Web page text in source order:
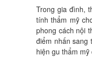
Trong gia đình,
tính thẩm mỹ
phong cách nội
điểm nhấn sang
hiện gu thẩm